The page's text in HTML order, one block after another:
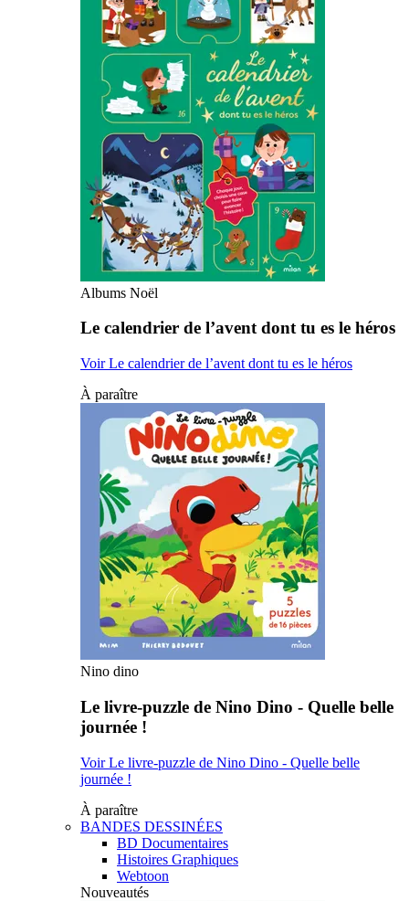
Albums Noël
Le calendrier de l’avent dont tu es le héros
Voir Le calendrier de l’avent dont tu es le héros
À paraître
Nino dino
Le livre-puzzle de Nino Dino - Quelle belle
journée !
Voir Le livre-puzzle de Nino Dino - Quelle belle
journée !
À paraître
BANDES DESSINÉES
BD Documentaires
Histoires Graphiques
Webtoon
Nouveautés